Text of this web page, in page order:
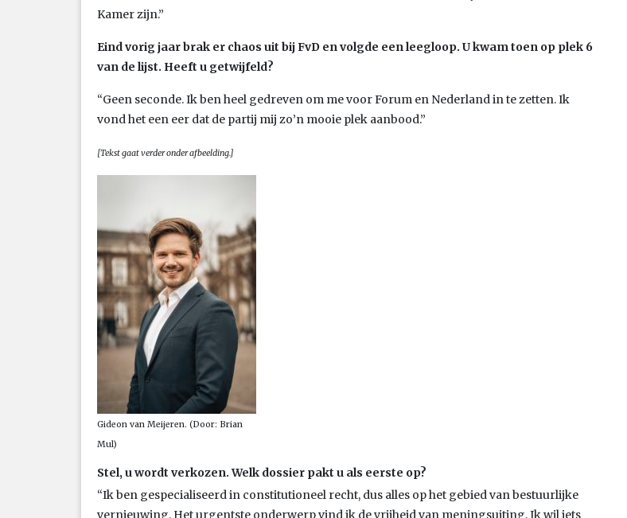
Kamer zijn.”
Eind vorig jaar brak er chaos uit bij FvD en volgde een leegloop. U kwam toen op plek 6
van de lijst. Heeft u getwijfeld?
“Geen seconde. Ik ben heel gedreven om me voor Forum en Nederland in te zetten. Ik
vond het een eer dat de partij mij zo’n mooie plek aanbood.”
[Tekst gaat verder onder afbeelding.]
Gideon van Meijeren. (Door: Brian
Mul)
Stel, u wordt verkozen. Welk dossier pakt u als eerste op?
“Ik ben gespecialiseerd in constitutioneel recht, dus alles op het gebied van bestuurlijke
vernieuwing. Het urgentste onderwerp vind ik de vrijheid van meningsuiting. Ik wil iets